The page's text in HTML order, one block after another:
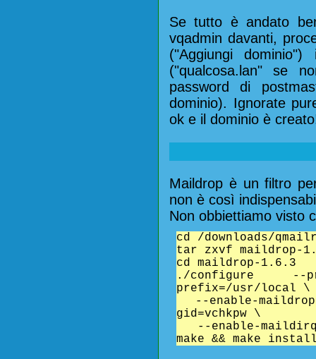
Se tutto è andato
vqadmin davanti,
("Aggiungi
("qualcosa.lan" se
password di
dominio). Ignorate
ok e il dominio è
Maildrop è un filtro
non è così
Non obbiettiamo visto
cd /downloads/
tar zxvf maildrop-
cd maildrop-1.6.3
./configure --
prefix=/usr/local \
--enable-
gid=vchkpw \
--enable-
make && make